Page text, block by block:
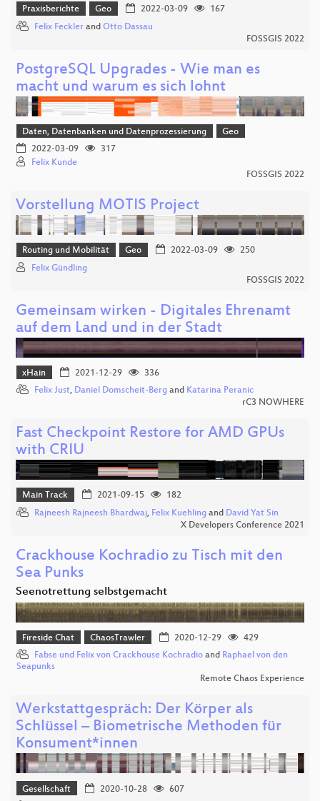
Praxisberichte Geo 2022-03-09
167
Felix Feckler and Otto Dassau
FOSSGIS 2022
PostgreSQL Upgrades - Wie man es
macht und warum es sich lohnt
Daten, Datenbanken und Datenprozessierung
Geo
2022-03-09
317
Felix Kunde
FOSSGIS 2022
Vorstellung MOTIS Project
Routing und Mobilität Geo 2022-03-09
250
Felix Gündling
FOSSGIS 2022
Gemeinsam wirken - Digitales Ehrenamt
auf dem Land und in der Stadt
xHain 2021-12-29
336
Felix Just, Daniel Domscheit-Berg and Katarina Peranic
rC3 NOWHERE
Fast Checkpoint Restore for AMD GPUs
with CRIU
Main Track 2021-09-15
182
Rajneesh Rajneesh Bhardwaj, Felix Kuehling and David Yat Sin
X Developers Conference 2021
Crackhouse Kochradio zu Tisch mit den
Sea Punks
Seenotrettung selbstgemacht
Fireside Chat ChaosTrawler 2020-12-29
429
Fabse und Felix von Crackhouse Kochradio and Raphael von den
Seapunks
Remote Chaos Experience
Werkstattgespräch: Der Körper als
Schlüssel – Biometrische Methoden für
Konsument*innen
Gesellschaft 2020-10-28
607